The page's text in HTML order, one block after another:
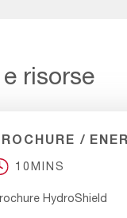
risorse
10MINS
HydroShield